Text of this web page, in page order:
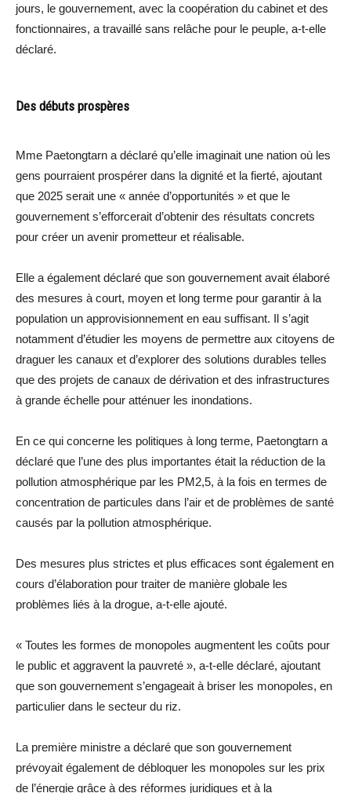
jours, le gouvernement, avec la coopération du cabinet et des
fonctionnaires, a travaillé sans relâche pour le peuple, a-t-elle
déclaré.
Des débuts prospères
Mme Paetongtarn a déclaré qu’elle imaginait une nation où les
gens pourraient prospérer dans la dignité et la fierté, ajoutant
que 2025 serait une « année d’opportunités » et que le
gouvernement s’efforcerait d’obtenir des résultats concrets
pour créer un avenir prometteur et réalisable.
Elle a également déclaré que son gouvernement avait élaboré
des mesures à court, moyen et long terme pour garantir à la
population un approvisionnement en eau suffisant. Il s’agit
notamment d’étudier les moyens de permettre aux citoyens de
draguer les canaux et d’explorer des solutions durables telles
que des projets de canaux de dérivation et des infrastructures
à grande échelle pour atténuer les inondations.
En ce qui concerne les politiques à long terme, Paetongtarn a
déclaré que l’une des plus importantes était la réduction de la
pollution atmosphérique par les PM2,5, à la fois en termes de
concentration de particules dans l’air et de problèmes de santé
causés par la pollution atmosphérique.
Des mesures plus strictes et plus efficaces sont également en
cours d’élaboration pour traiter de manière globale les
problèmes liés à la drogue, a-t-elle ajouté.
« Toutes les formes de monopoles augmentent les coûts pour
le public et aggravent la pauvreté », a-t-elle déclaré, ajoutant
que son gouvernement s’engageait à briser les monopoles, en
particulier dans le secteur du riz.
La première ministre a déclaré que son gouvernement
prévoyait également de débloquer les monopoles sur les prix
de l’énergie grâce à des réformes juridiques et à la